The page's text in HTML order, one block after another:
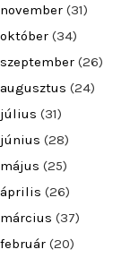
(31)
(34)
(26)
(24)
július (31)
június (28)
(25)
április (26)
(37)
(20)